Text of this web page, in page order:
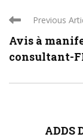
Previous
Avis à
consultant-
ADDS